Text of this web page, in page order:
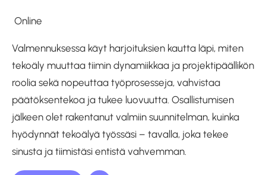
Online
Valmennuksessa käyt harjoituksien kautta läpi, miten
tekoäly muuttaa tiimin dynamiikkaa ja projektipäällikön
roolia sekä nopeuttaa työprosesseja, vahvistaa
päätöksentekoa ja tukee luovuutta. Osallistumisen
jälkeen olet rakentanut valmiin suunnitelman, kuinka
hyödynnät tekoälyä työssäsi – tavalla, joka tekee
sinusta ja tiimistäsi entistä vahvemman.